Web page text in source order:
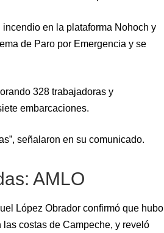
en la plataforma Nohoch y
de Paro por Emergencia y se
328 trabajadoras y
embarcaciones.
señalaron en su comunicado.
AMLO
López Obrador confirmó que hubo
costas de Campeche, y reveló